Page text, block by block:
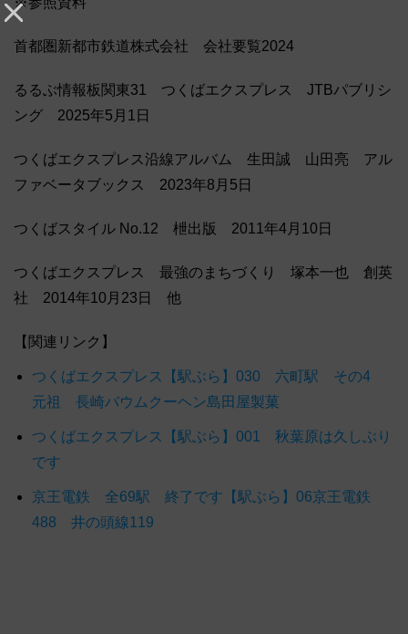
首都圏新都市鉄道株式会社 会社要覧2024
るるぶ情報板関東31 つくばエクスプレス JTBパブリシ
ング 2025年5月1日
つくばエクスプレス沿線アルバム 生田誠 山田亮 アル
ファベータブックス 2023年8月5日
つくばスタイル No.12 枻出版 2011年4月10日
つくばエクスプレス 最強のまちづくり 塚本一也 創英
社 2014年10月23日 他
【関連リンク】
つくばエクスプレス【駅ぶら】030 六町駅 その4
元祖 長崎バウムクーヘン島田屋製菓
つくばエクスプレス【駅ぶら】001 秋葉原は久しぶり
です
京王電鉄 全69駅 終了です【駅ぶら】06京王電鉄
488 井の頭線119